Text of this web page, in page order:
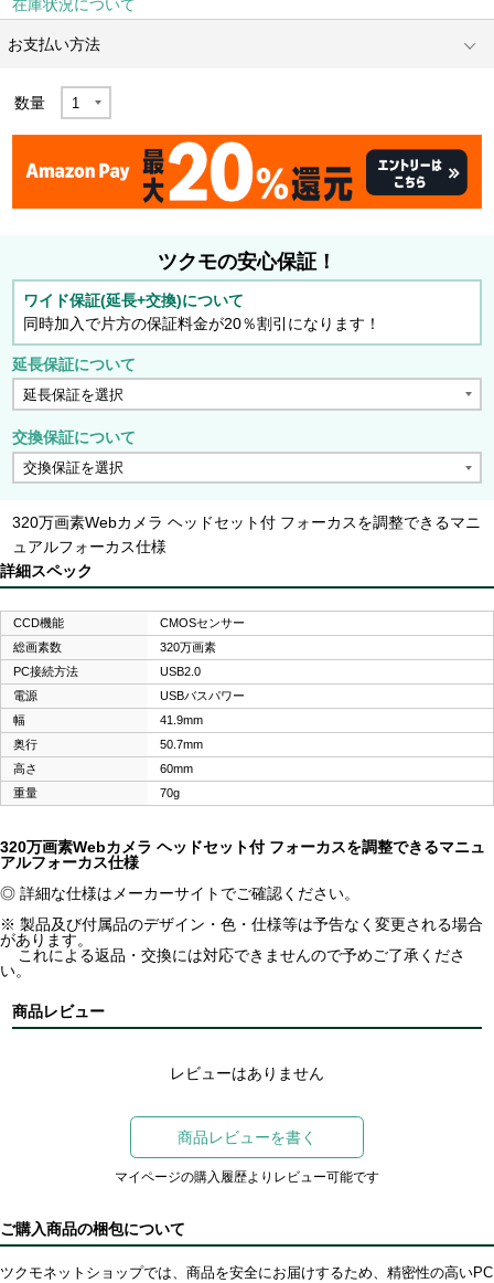
在庫状況について
お支払い方法
数量
ツクモの安心保証！
ワイド保証(延長+交換)について
同時加入で片方の保証料金が20％割引になります！
延長保証について
交換保証について
320万画素Webカメラ ヘッドセット付 フォーカスを調整できるマニ
ュアルフォーカス仕様
詳細スペック
CCD機能
CMOSセンサー
総画素数
320万画素
PC接続方法
USB2.0
電源
USBバスパワー
幅
41.9mm
奥行
50.7mm
高さ
60mm
重量
70g
320万画素Webカメラ ヘッドセット付 フォーカスを調整できるマニュ
アルフォーカス仕様
◎ 詳細な仕様はメーカーサイトでご確認ください。
※ 製品及び付属品のデザイン・色・仕様等は予告なく変更される場合
があります。
これによる返品・交換には対応できませんので予めご了承くださ
い。
商品レビュー
レビューはありません
商品レビューを書く
マイページの購入履歴よりレビュー可能です
ご購入商品の梱包について
ツクモネットショップでは、商品を安全にお届けするため、精密性の高いPC